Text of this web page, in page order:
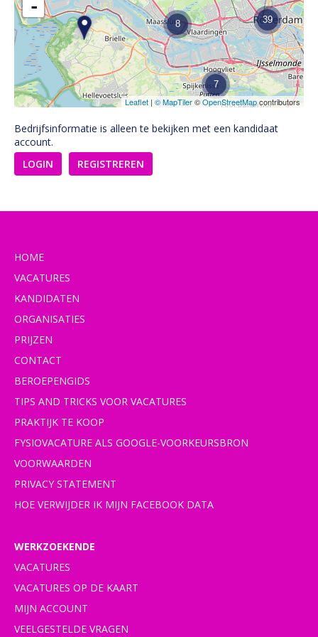
8
7
39
-
Leaflet | © MapTiler©OpenStreetMapcontributors
Bedrijfsinformatie is alleen te bekijken met een kandidaat
account.
LOGIN
REGISTREREN
HOME
VACATURES
KANDIDATEN
ORGANISATIES
PRIJZEN
CONTACT
BEROEPENGIDS
TIPS AND TRICKS VOOR VACATURES
PRAKTIJK TE KOOP
FYSIOVACATURE ALS GOOGLE-VOORKEURSBRON
VOORWAARDEN
PRIVACY STATEMENT
HOE VERWIJDER IK MIJN FACEBOOK DATA
WERKZOEKENDE
VACATURES
VACATURES OP DE KAART
MIJN ACCOUNT
VEELGESTELDE VRAGEN